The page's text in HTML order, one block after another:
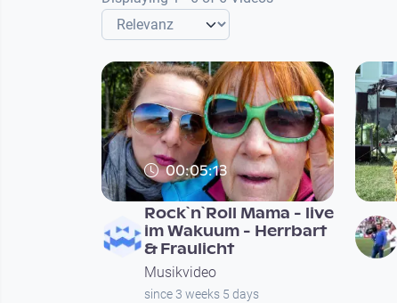
00:05:13
Rock`n`Roll Mama - live
im Wakuum - Herrbart
& Fraulicht
Musikvideo
since 3 weeks 5 days